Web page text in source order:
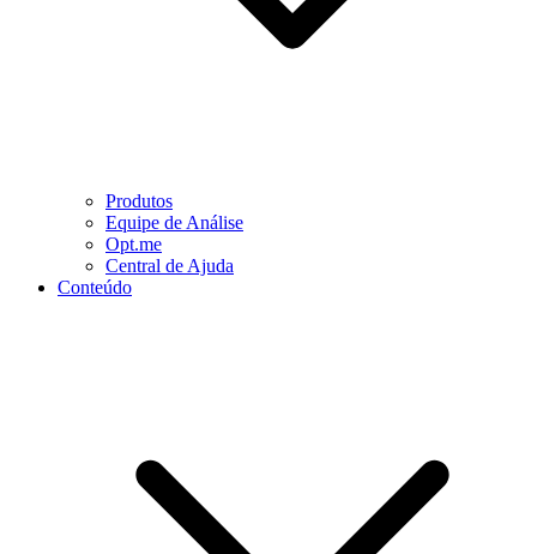
Produtos
Equipe de Análise
Opt.me
Central de Ajuda
Conteúdo